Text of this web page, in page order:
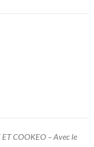
COOKEO – Avec le